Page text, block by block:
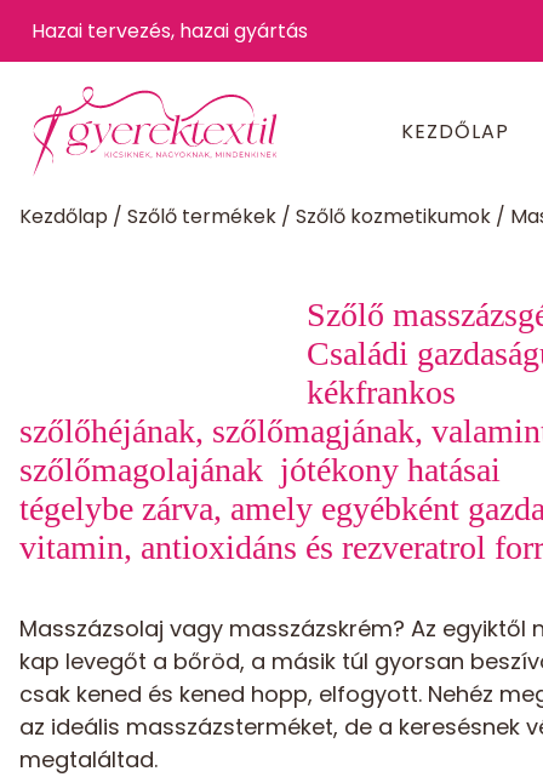
Hazai tervezés, hazai gyártás
KEZDŐLAP
Kezdőlap / Szőlő termékek / Szőlő kozmetikumok /
Szőlő
Családi
kékfrankos
szőlőhéjának, szőlőmagjának,
szőlőmagolajának jótékony hatásai
tégelybe zárva, amely egyébként
vitamin, antioxidáns és rezveratrol
Masszázsolaj vagy masszázskrém? Az egyiktől
kap levegőt a bőröd, a másik túl gyorsan
csak kened és kened hopp, elfogyott. Nehéz
az ideális masszázsterméket, de a keresésnek
megtaláltad.